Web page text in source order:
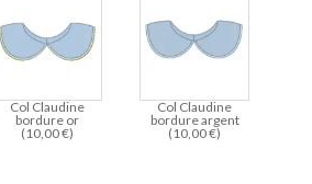
Col Claudine
bordure or
(10,00€)
Col Claudine
bordure argent
(10,00€)